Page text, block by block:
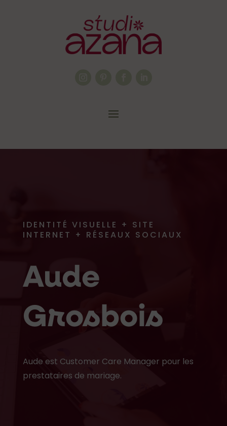
IDENTITÉ VISUELLE + SITE
INTERNET + RÉSEAUX SOCIAUX
Aude
Grosbois
Aude est Customer Care Manager pour les
prestataires de mariage.